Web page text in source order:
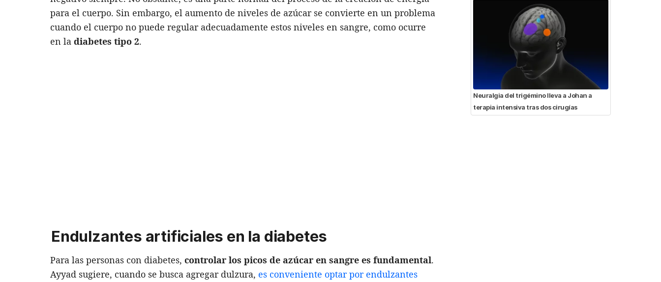
para el cuerpo. Sin embargo, el aumento de niveles de azúcar se convierte en un problema
cuando el cuerpo no puede regular adecuadamente estos niveles en sangre, como ocurre
en la diabetes tipo 2.
Endulzantes artificiales en la diabetes
Para las personas con diabetes, controlar los picos de azúcar en sangre es fundamental.
Ayyad sugiere, cuando se busca agregar dulzura, es conveniente optar por endulzantes
Neuralgia del trigémino lleva a Johan a
terapia intensiva tras dos cirugías